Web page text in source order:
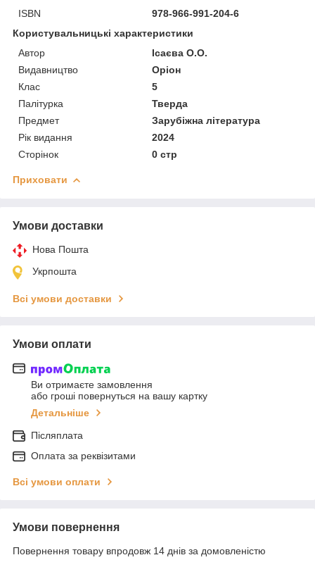
ISBN
978-966-991-204-6
Користувальницькі характеристики
Автор
Ісаєва О.О.
Видавництво
Оріон
Клас
5
Палітурка
Тверда
Предмет
Зарубіжна література
Рік видання
2024
Сторінок
0 стр
Приховати
Умови доставки
Нова Пошта
Укрпошта
Всі умови доставки
Умови оплати
Ви отримаєте замовлення
або гроші повернуться на вашу картку
Детальніше
Післяплата
Оплата за реквізитами
Всі умови оплати
Умови повернення
Повернення товару впродовж 14 днів за домовленістю